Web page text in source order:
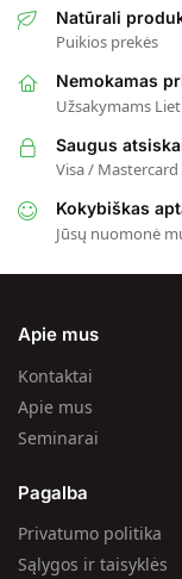
Natūrali
Puikios prekės
Nemokamas
Užsakymams
Saugus
Visa /
Kokybiškas
Jūsų nuomonė
Apie mus
Kontaktai
Apie mus
Seminarai
Pagalba
Privatumo politika
Sąlygos ir taisyklės